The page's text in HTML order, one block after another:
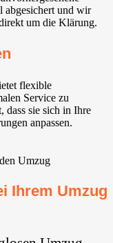
abgesichert und wir
um die Klärung.
flexible
Service zu
dass sie sich in Ihre
anpassen.
Ihrem Umzug